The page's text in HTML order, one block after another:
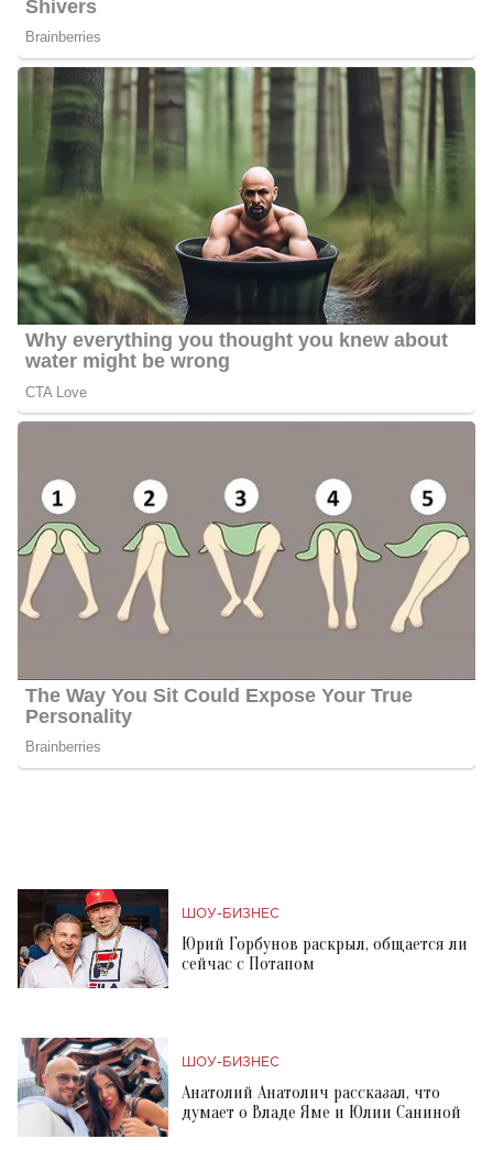
ШОУ-БИЗНЕС
Юрий Горбунов раскрыл, общается ли
сейчас с Потапом
ШОУ-БИЗНЕС
Анатолий Анатолич рассказал, что
думает о Владе Яме и Юлии Саниной